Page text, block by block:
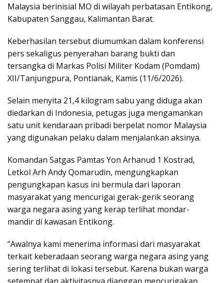
Malaysia berinisial MO di wilayah perbatasan Entikong,
Kabupaten Sanggau, Kalimantan Barat.
Keberhasilan tersebut diumumkan dalam konferensi
pers sekaligus penyerahan barang bukti dan
tersangka di Markas Polisi Militer Kodam (Pomdam)
XII/Tanjungpura, Pontianak, Kamis (11/6/2026).
Selain menyita 21,4 kilogram sabu yang diduga akan
diedarkan di Indonesia, petugas juga mengamankan
satu unit kendaraan pribadi berpelat nomor Malaysia
yang digunakan pelaku dalam menjalankan aksinya.
Komandan Satgas Pamtas Yon Arhanud 1 Kostrad,
Letkol Arh Andy Qomarudin, mengungkapkan
pengungkapan kasus ini bermula dari laporan
masyarakat yang mencurigai gerak-gerik seorang
warga negara asing yang kerap terlihat mondar-
mandir di kawasan Entikong.
“Awalnya kami menerima informasi dari masyarakat
terkait keberadaan seorang warga negara asing yang
sering terlihat di lokasi tersebut. Karena bukan warga